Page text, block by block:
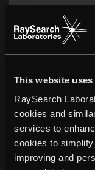
This website
RaySearch
cookies and
services to
cookies to
improving and
06:45 08 maj,
RaySearch
den
12:39 27 april,
Kallelse till